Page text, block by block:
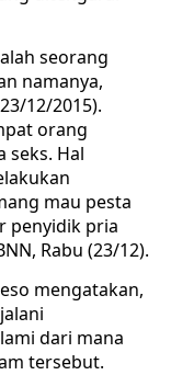
seorang
namanya,
12/2015).
orang
seks. Hal
mau pesta
penyidik pria
Rabu (23/12).
mengatakan,
dari mana
tersebut.